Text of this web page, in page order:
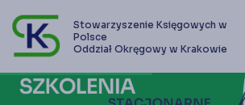
Stowarzyszenie Księgowych w
Polsce
Oddział Okręgowy w Krakowie
Terminy